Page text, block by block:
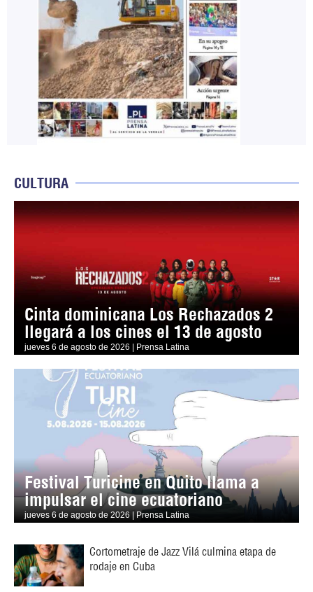
CULTURA
Cinta dominicana Los Rechazados 2
llegará a los cines el 13 de agosto
jueves 6 de agosto de 2026 | Prensa Latina
Festival Turicine en Quito llama a
impulsar el cine ecuatoriano
jueves 6 de agosto de 2026 | Prensa Latina
Cortometraje de Jazz Vilá culmina etapa de
rodaje en Cuba